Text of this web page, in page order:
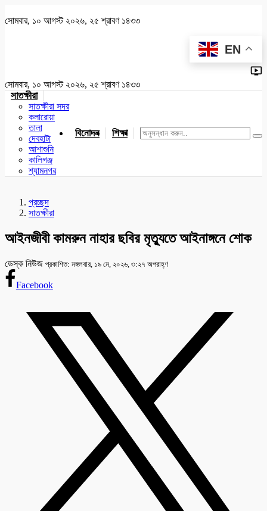
সোমবার, ১০ আগস্ট ২০২৬, ২৫ শ্রাবণ ১৪৩৩
EN
সোমবার, ১০ আগস্ট ২০২৬, ২৫ শ্রাবণ ১৪৩৩
সাতক্ষীরা
সাতক্ষীরা সদর
কলারোয়া
তালা
দেবহাটা
আশাশুনি
কালিগঞ্জ
শ্যামনগর
বিনোদন শিক্ষা খেলাধুলা জাতীয় যশোর
প্রচ্ছদ
সাতক্ষীরা
আইনজীবী কামরুন নাহার ছবির মৃত্যুতে আইনাঙ্গনে শোক
ডেস্ক নিউজ প্রকাশিত: মঙ্গলবার, ১৯ মে, ২০২৬, ৩:২৭ অপরাহ্ণ
Facebook